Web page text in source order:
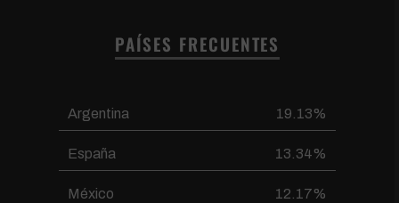
PAÍSES FRECUENTES
Argentina 19.13%
España 13.34%
México 12.17%